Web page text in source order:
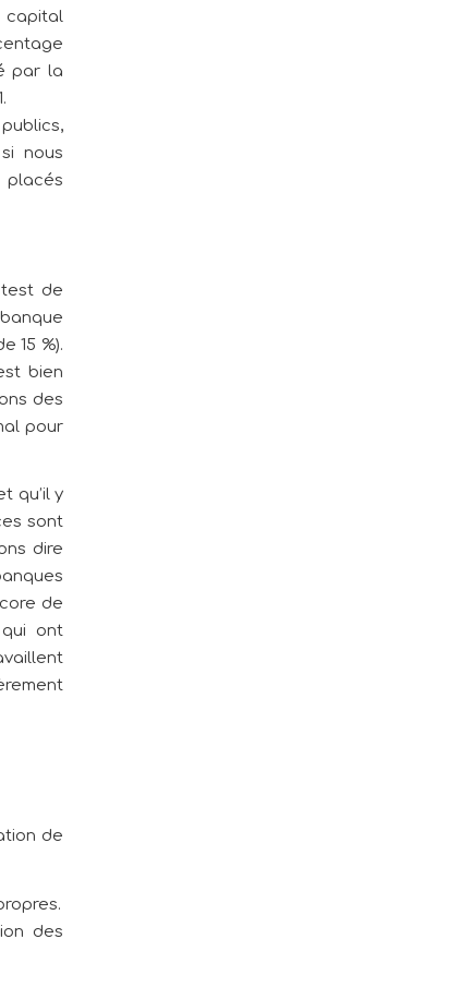
capital
par la
nous
placés
de
15 %).
bien
des
pour
qu’il y
sont
dire
de
ont
de
des